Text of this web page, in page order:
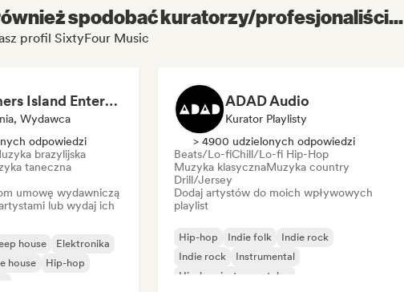
spodobać kuratorzy/profesjonaliści...
profil SixtyFour Music
Dreamers Island Entertainment
Wydawca
odpowiedzi
brazylijska
taneczna
umowę wydawniczą
lub wydaj ich
house
Elektronika
house
Hip-hop
ADAD Audio
Kurator Playlisty
> 4900 udzielonych odpowiedzi
Beats/Lo-fiChill/Lo-fi Hip-Hop
Muzyka klasycznaMuzyka country
Drill/Jersey
Dodaj artystów do moich wpływowych
playlist
Hip-hop Indie folk
Indie rock
Indie rock
Instrumental
Hip-hop instrumentalny